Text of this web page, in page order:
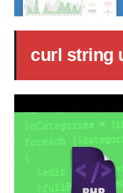
curl string